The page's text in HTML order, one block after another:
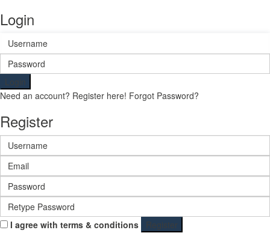
Login
Login
Need an account? Register here! Forgot Password?
Register
I agree with terms & conditions
Register